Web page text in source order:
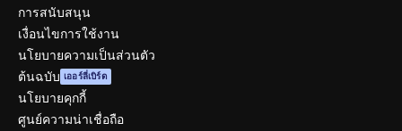
การสนับสนุน
เงื่อนไขการใช้งาน
นโยบายความเป็นส่วนตัว
ต้นฉบับ เออร์ลี่เบิร์ด
นโยบายคุกกี้
ศูนย์ความน่าเชื่อถือ